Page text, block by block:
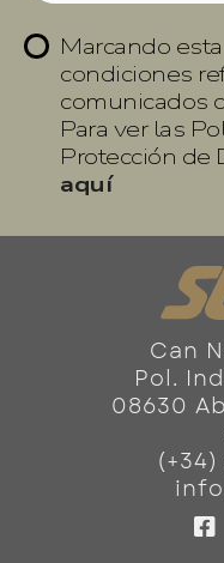
Marcando
condiciones
comunicados
Para ver las
Protección de
aquí
Can
Pol.
08630